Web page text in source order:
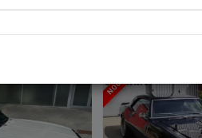
NOUVEAU